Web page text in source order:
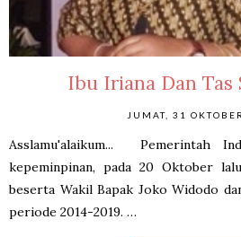
Ibu Iriana Dan Tas
JUMAT, 31
Asslamu'alaikum... Pemerintah
kepeminpinan, pada 20 Oktober
beserta Wakil Bapak Joko Widodo
periode 2014-2019. …